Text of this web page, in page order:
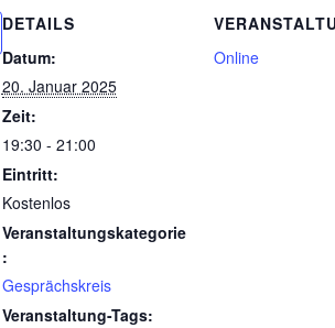
DETAILS
Datum:
20. Januar 2025
Zeit:
19:30 - 21:00
Eintritt:
Kostenlos
Veranstaltungskategorie
:
Gesprächskreis
Veranstaltung-Tags:
Online